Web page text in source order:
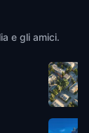
e gli amici.